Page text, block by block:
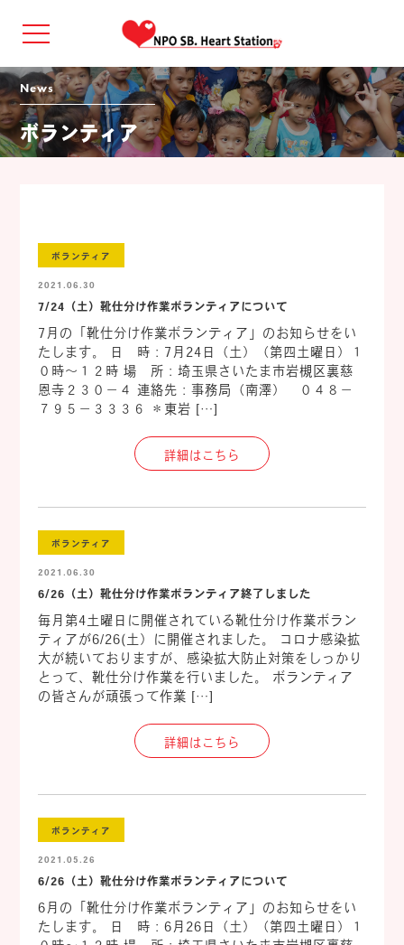
news
ボランティア
ボランティア
2021.06.30
7/24（土）靴仕分け作業ボランティアについて
7月の「靴仕分け作業ボランティア」のお知らせをい
たします。 日 時：7月24日（土）（第四土曜日）１
０時～１２時 場 所：埼玉県さいたま市岩槻区裏慈
恩寺２３０－４ 連絡先：事務局（南澤） ０４８－
７９５－３３３６ ＊東岩 […]
詳細はこちら
ボランティア
2021.06.30
6/26（土）靴仕分け作業ボランティア終了しました
毎月第4土曜日に開催されている靴仕分け作業ボラン
ティアが6/26(土）に開催されました。 コロナ感染拡
大が続いておりますが、感染拡大防止対策をしっかり
とって、靴仕分け作業を行いました。 ボランティア
の皆さんが頑張って作業 […]
詳細はこちら
ボランティア
2021.05.26
6/26（土）靴仕分け作業ボランティアについて
6月の「靴仕分け作業ボランティア」のお知らせをい
たします。 日 時：6月26日（土）（第四土曜日）１